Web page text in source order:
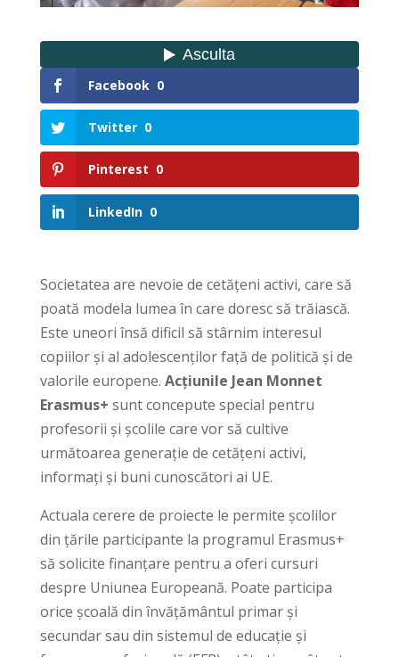
Facebook 0
Twitter 0
Pinterest 0
LinkedIn 0
Societatea are nevoie de cetățeni activi, care să
poată modela lumea în care doresc să trăiască.
Este uneori însă dificil să stârnim interesul
copiilor și al adolescenților față de politică și de
valorile europene. Acțiunile Jean Monnet
Erasmus+ sunt concepute special pentru
profesorii și școlile care vor să cultive
următoarea generație de cetățeni activi,
informați și buni cunoscători ai UE.
Actuala cerere de proiecte le permite școlilor
din țările participante la programul Erasmus+
să solicite finanțare pentru a oferi cursuri
despre Uniunea Europeană. Poate participa
orice școală din învățământul primar și
secundar sau din sistemul de educație și